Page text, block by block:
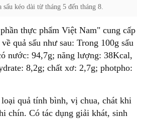
sấu kéo dài từ tháng 5 đến tháng 8.
thực phẩm Việt Nam" cung cấp
quả sấu như sau: Trong 100g sấu
nước: 94,7g; năng lượng: 38Kcal,
8,2g; chất xơ: 2,7g; photpho:
quả tính bình, vị chua, chát khi
chín. Có tác dụng giải khát, sinh